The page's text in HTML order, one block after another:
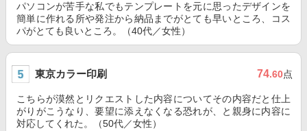
パソコンが苦手な私でもテンプレートを元に思ったデザインを
簡単に作れる所や発注から納品までがとても早いところ、コス
パがとても良いところ。（40代／女性）
東京カラー印刷 74.60点
こちらが漠然とリクエストした内容についてその内容だと仕上
がりがこうなり、要望に添えなくなる恐れが、と親身に内容に
対応してくれた。（50代／女性）